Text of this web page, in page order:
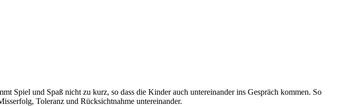
Spiel und Spaß nicht zu kurz, so dass die Kinder auch untereinander ins Gespräch kommen. So
Toleranz und Rücksichtnahme untereinander.